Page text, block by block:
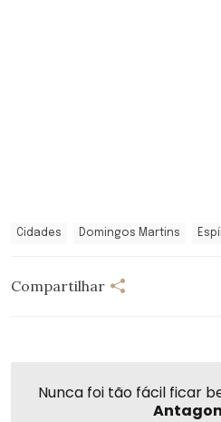
Cidades Domingos Martins
Compartilhar
Nunca foi tão fácil ficar